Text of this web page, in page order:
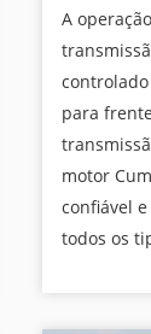
A
para
motor
confiável
todos os